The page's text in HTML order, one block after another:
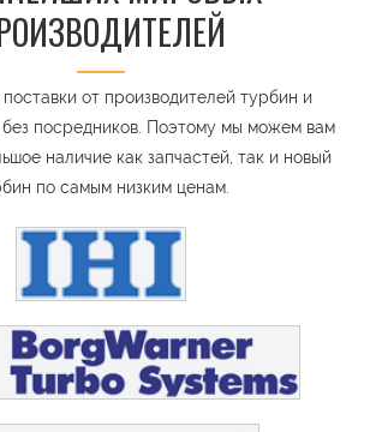
от производителей турбин и
без посредников. Поэтому мы можем вам
наличие как запчастей, так и новый
по самым низким ценам.